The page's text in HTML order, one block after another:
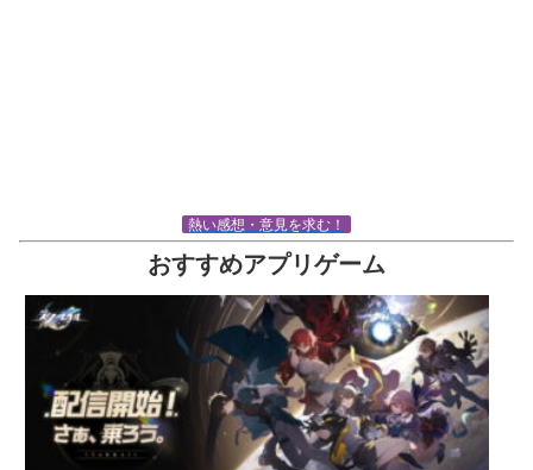
熱い感想・意見を求む！
おすすめアプリゲーム